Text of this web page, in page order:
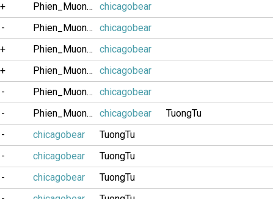
+ Phien_Muon04
chicagobear
- Phien_Muon04
chicagobear
+ Phien_Muon04
chicagobear
+ Phien_Muon04
chicagobear
- Phien_Muon04
chicagobear
- Phien_Muon04 chicagobear
TuongTu
- chicagobear
TuongTu
- chicagobear
TuongTu
- chicagobear
TuongTu